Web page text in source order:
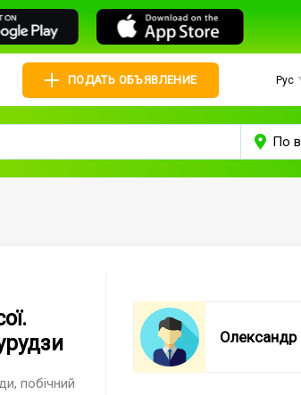
ПОДАТЬ ОБЪЯВЛЕНИЕ Рус
побічний
Олександр